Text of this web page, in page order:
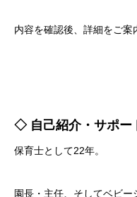
内容を確認後、詳細をご案
◇ 自己紹介・サポー
保育士として22年。
園長・主任、そしてベビー